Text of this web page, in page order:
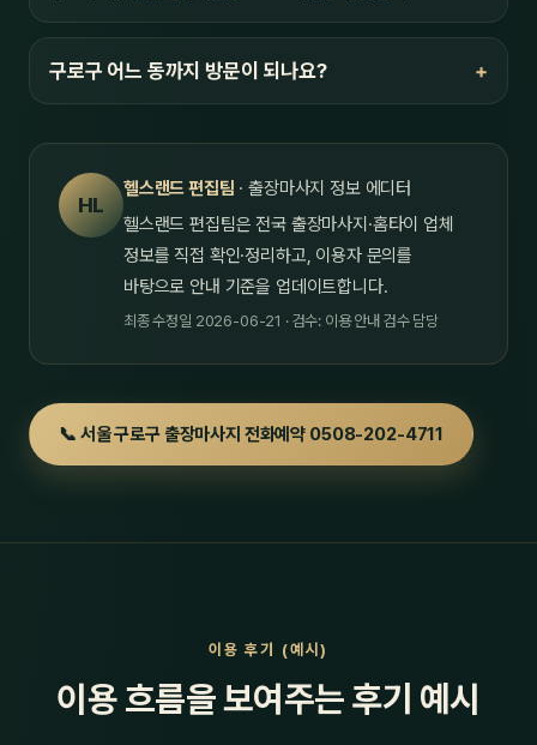
구로구 어느 동까지 방문이 되나요?
HL
헬스랜드 편집팀 · 출장마사지 정보 에디터
헬스랜드 편집팀은 전국 출장마사지·홈타이 업체
정보를 직접 확인·정리하고, 이용자 문의를
바탕으로 안내 기준을 업데이트합니다.
최종 수정일 2026-06-21 · 검수: 이용 안내 검수 담당
📞 서울 구로구 출장마사지 전화예약 0508-202-4711
이용 후기 (예시)
이용 흐름을 보여주는 후기 예시